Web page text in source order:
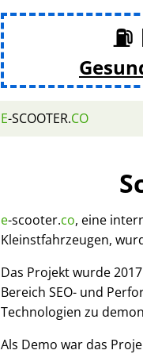
E-SCOOTER.CO
e-scooter.co, eine
Kleinstfahrzeugen,
Das Projekt wurde
Bereich SEO- und
Technologien zu
Als Demo war das